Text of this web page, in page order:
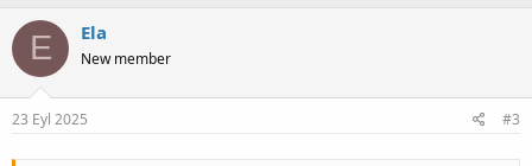
E Ela
New member
23 Eyl 2025 #3